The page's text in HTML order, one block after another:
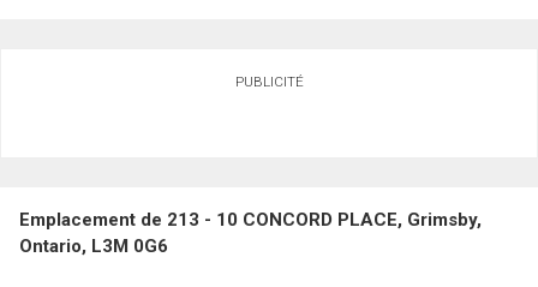
Téléphone
(Optionnel)
PUBLICITÉ
Emplacement de 213 - 10 CONCORD PLACE, Grimsby,
Ontario, L3M 0G6